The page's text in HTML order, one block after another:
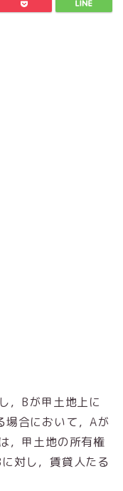
，Bが甲土地上に
場合において，Aが
，甲土地の所有権
対し，賃貸人たる